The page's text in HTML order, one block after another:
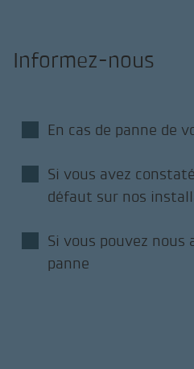
Informez-nous
En cas de panne de
Si vous avez
défaut sur nos
Si vous pouvez nous
panne